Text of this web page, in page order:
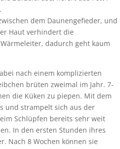
dem Daunengefieder, und
Haut verhindert die
dadurch geht kaum
nach einem komplizierten
brüten zweimal im Jahr. 7-
die Küken zu piepen. Mit dem
und strampelt sich aus der
Schlüpfen bereits sehr weit
In den ersten Stunden ihres
Nach 8 Wochen können sie